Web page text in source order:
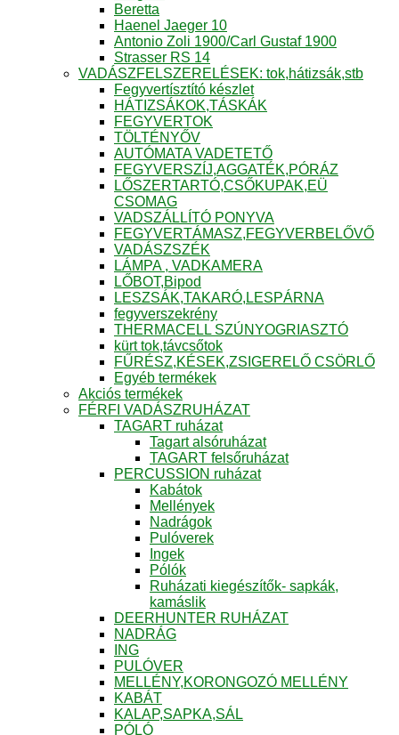
Beretta
Haenel Jaeger 10
Antonio Zoli 1900/Carl Gustaf 1900
Strasser RS 14
VADÁSZFELSZERELÉSEK: tok,hátizsák,stb
Fegyvertísztító készlet
HÁTIZSÁKOK,TÁSKÁK
FEGYVERTOK
TÖLTÉNYŐV
AUTÓMATA VADETETŐ
FEGYVERSZÍJ,AGGATÉK,PÓRÁZ
LŐSZERTARTÓ,CSŐKUPAK,EÜ
CSOMAG
VADSZÁLLÍTÓ PONYVA
FEGYVERTÁMASZ,FEGYVERBELŐVŐ
VADÁSZSZÉK
LÁMPA , VADKAMERA
LŐBOT,Bipod
LESZSÁK,TAKARÓ,LESPÁRNA
fegyverszekrény
THERMACELL SZÚNYOGRIASZTÓ
kürt tok,távcsőtok
FŰRÉSZ,KÉSEK,ZSIGERELŐ CSÖRLŐ
Egyéb termékek
Akciós termékek
FÉRFI VADÁSZRUHÁZAT
TAGART ruházat
Tagart alsóruházat
TAGART felsőruházat
PERCUSSION ruházat
Kabátok
Mellények
Nadrágok
Pulóverek
Ingek
Pólók
Ruházati kiegészítők- sapkák,
kamáslik
DEERHUNTER RUHÁZAT
NADRÁG
ING
PULÓVER
MELLÉNY,KORONGOZÓ MELLÉNY
KABÁT
KALAP,SAPKA,SÁL
PÓLÓ